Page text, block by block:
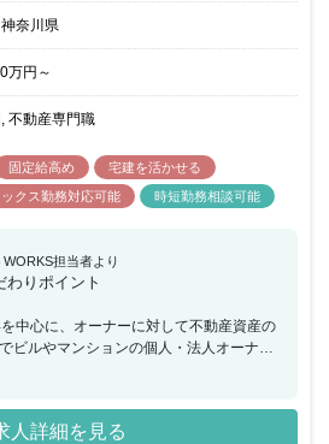
奈川県
万円 ～
不動産専門職
固定給高め
宅建を活かせる
クス勤務対応可能 時短勤務相談可能
担当者より
わりポイント
中心に、オーナーに対して不動産資産の
ビルやマンションの個人・法人オーナー
、設備の管理・点検、テナント対応等）
く管理営業部は、部長１名、課長１名、
ています。 当社は、２００年以上続く鈴
人詳細を見る